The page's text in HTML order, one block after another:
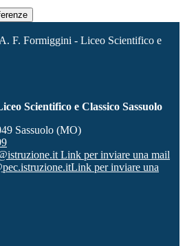
F. Formiggini - Liceo Scientifico e
Scientifico e Classico Sassuolo
Sassuolo (MO)
Link per inviare una mail
Link per inviare una